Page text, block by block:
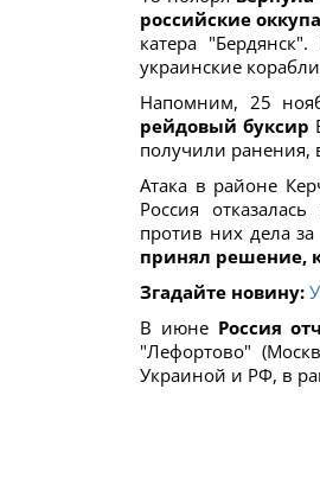
российские
катера
украинские
Напомним, 25
рейдовый буксир
получили ранения,
Атака в районе
Россия
против них дела
принял решение,
Згадайте новину:
В июне Россия
"Лефортово"
Украиной и РФ, в